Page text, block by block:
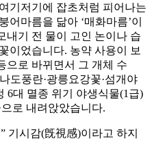
기저기에 잡초처럼 피어나는
어마름을 닮아 ‘매화마름’이
내기 전 물이 고인 논이나 습
이었습니다. 농약 사용이 보
으로 바뀌면서 그 개체 수
도풍란·광릉요강꽃·섬개야
6대 멸종 위기 야생식물(1급)
로 내려앉았습니다.
기시감(旣視感)이라고 하지